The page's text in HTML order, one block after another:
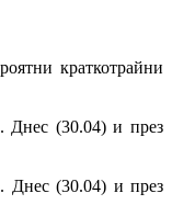
краткотрайни
Днес (30.04) и през
Днес (30.04) и през